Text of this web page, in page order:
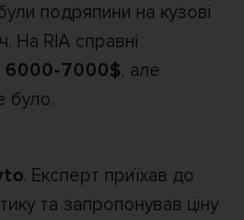
подряпини на кузові
На RIA справні
6000-7000$, але
було.
. Експерт приїхав до
та запропонував ціну